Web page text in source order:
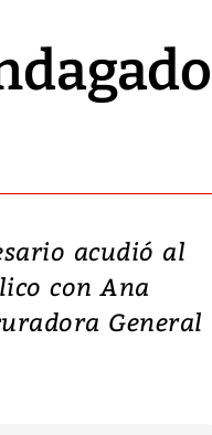
acudió al
con Ana
General
Terremoto
y graves
en Kumamoto